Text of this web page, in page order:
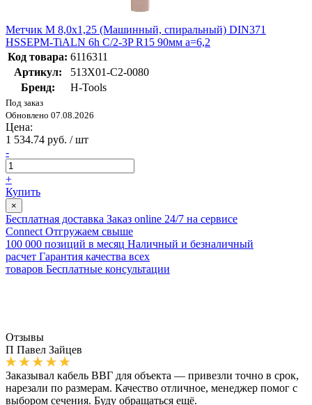
Метчик М 8,0х1,25 (Машинный, спиральный) DIN371
HSSEPM-TiALN 6h C/2-3P R15 90мм a=6,2
Код товара: 6116311
Артикул:
513X01-C2-0080
Бренд:
H-Tools
Под заказ
Обновлено 07.08.2026
Цена:
1 534.74 руб. / шт
-
+
Купить
×
Бесплатная доставка Заказ online 24/7 на сервисе
Connect Отгружаем свыше
100 000 позиций в месяц Наличный и безналичный
расчет Гарантия качества всех
товаров Бесплатные консультации
Отзывы
П Павел Зайцев
Заказывал кабель ВВГ для объекта — привезли точно в срок,
нарезали по размерам. Качество отличное, менеджер помог с
выбором сечения. Буду обращаться ещё.